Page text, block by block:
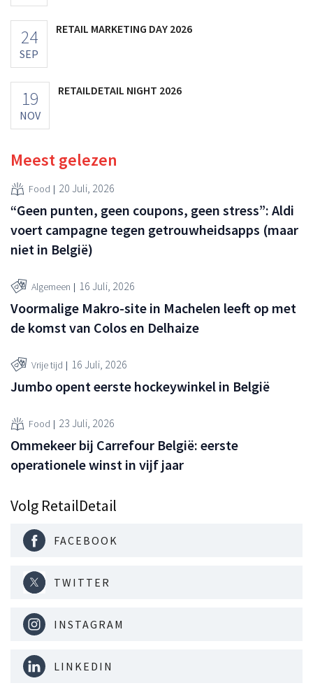
24
SEP
RETAIL MARKETING DAY 2026
19
NOV
RETAILDETAIL NIGHT 2026
Meest gelezen
Food 20 Juli, 2026
“Geen punten, geen coupons, geen stress”: Aldi
voert campagne tegen getrouwheidsapps (maar
niet in België)
Algemeen 16 Juli, 2026
Voormalige Makro-site in Machelen leeft op met
de komst van Colos en Delhaize
Vrije tijd 16 Juli, 2026
Jumbo opent eerste hockeywinkel in België
Food 23 Juli, 2026
Ommekeer bij Carrefour België: eerste
operationele winst in vijf jaar
Volg RetailDetail
FACEBOOK
TWITTER
INSTAGRAM
LINKEDIN